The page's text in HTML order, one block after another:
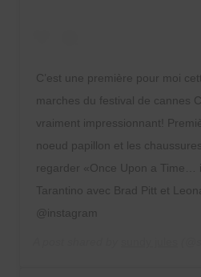
C’est une première pour moi
marches du festival de cannes
vraiment impressionnant!
noeud papillon et les
regarder «Once Upon a Time…
Tarantino avec Brad Pitt et
@instagram